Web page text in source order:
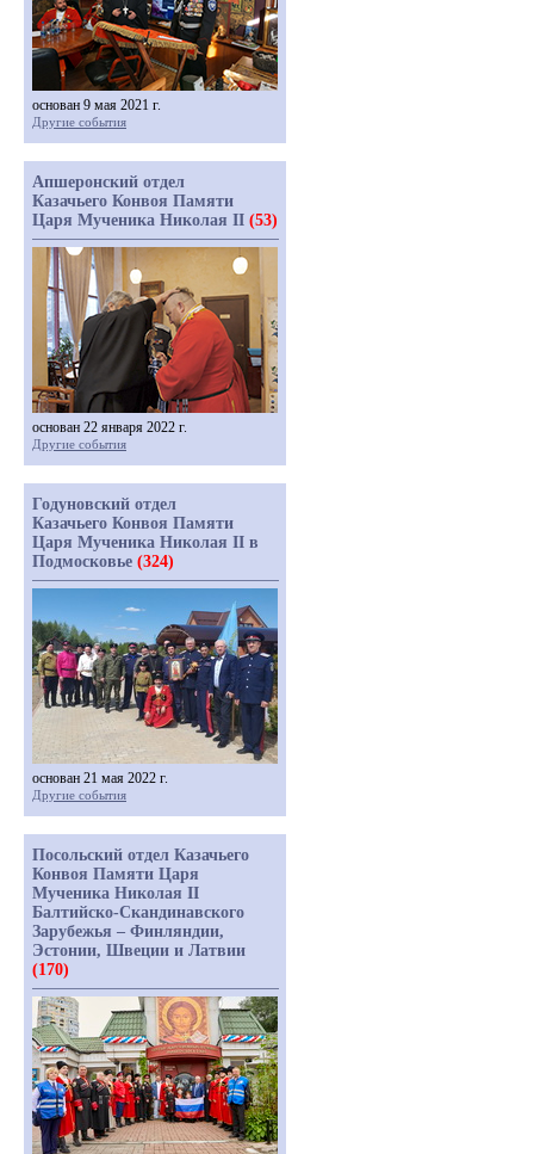
основан 9 мая 2021 г.
Другие события
Апшеронский отдел
Казачьего Конвоя Памяти
Царя Мученика Николая II (53)
основан 22 января 2022 г.
Другие события
Годуновский отдел
Казачьего Конвоя Памяти
Царя Мученика Николая II в
Подмосковье (324)
основан 21 мая 2022 г.
Другие события
Посольский отдел Казачьего
Конвоя Памяти Царя
Мученика Николая II
Балтийско-Скандинавского
Зарубежья – Финляндии,
Эстонии, Швеции и Латвии
(170)